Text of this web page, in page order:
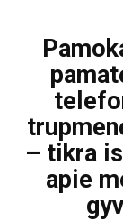
– tikra
apie